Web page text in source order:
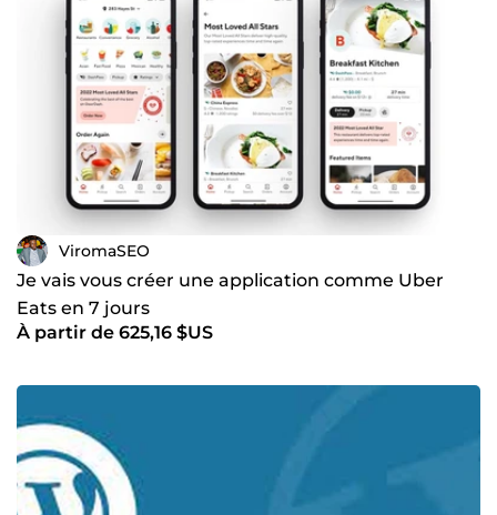
ViromaSEO
Je vais vous créer une application comme Uber
Eats en 7 jours
À partir de 625,16 $US